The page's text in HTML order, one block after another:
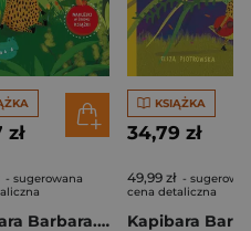
zł
- sugerowana
Kapibara Barbara. Zwierzęta dżungli
KSIĄŻKA
34,79 zł
49,99 zł -
cena detaliczna